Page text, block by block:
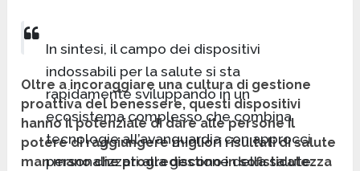
In sintesi, il campo dei dispositivi
indossabili per la salute si sta
rapidamente sviluppando in un
ecosistema complesso che combina
tecnologie all’avanguardia con approcci
personalizzati alla gestione della salute.
Oltre a incoraggiare una cultura di gestione
proattiva del benessere, questi dispositivi
hanno il potenziale di dare alle persone il
potere di raggiungere migliori risultati di salute
man mano che progrediscono in sofisticatezza